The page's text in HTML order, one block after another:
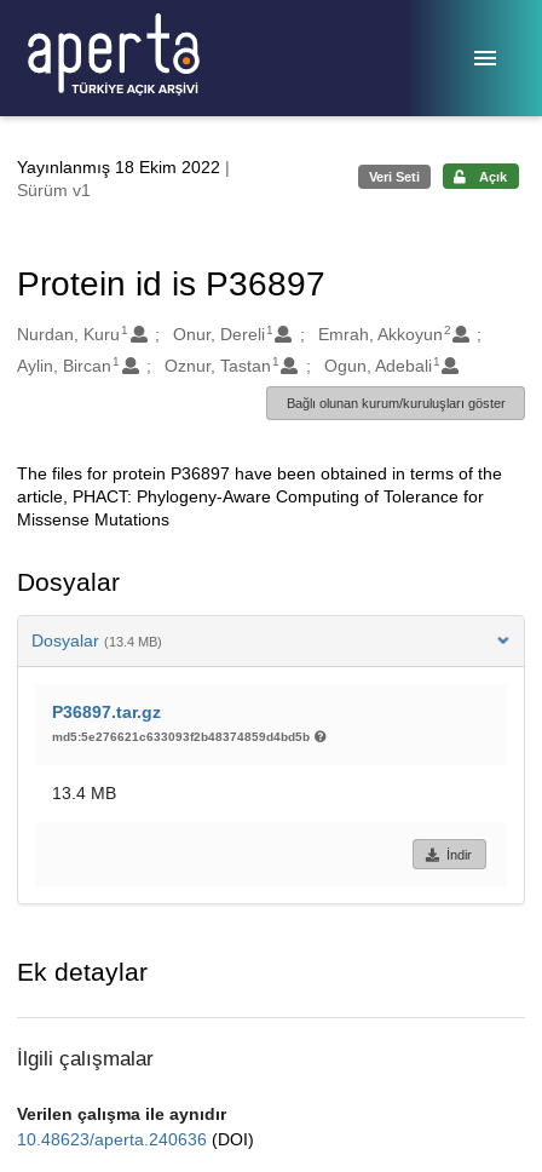
Yayınlanmış 18 Ekim 2022 |
Sürüm v1
Veri Seti Açık
Protein id is P36897
Oluşturanlar
Nurdan, Kuru 1 Onur, Dereli 1 Emrah, Akkoyun2
Aylin, Bircan 1 Oznur, Tastan 1 Ogun, Adebali 1
Bağlı olunan kurum/kuruluşları göster
Açıklama
The files for protein P36897 have been obtained in terms of the
article, PHACT: Phylogeny-Aware Computing of Tolerance for
Missense Mutations
Dosyalar
Dosyalar (13.4 MB)
P36897.tar.gz
md5:5e276621c633093f2b48374859d4bd5b
13.4 MB
İndir
Ek detaylar
İlgili çalışmalar
Verilen çalışma ile aynıdır
10.48623/aperta.240636 (DOI)